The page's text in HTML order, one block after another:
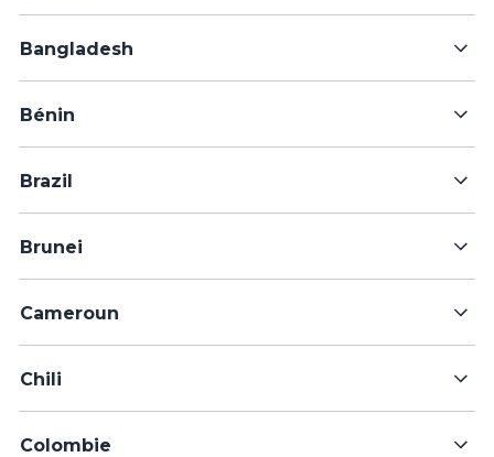
Bangladesh
Bénin
Brazil
Brunei
Cameroun
Chili
Colombie